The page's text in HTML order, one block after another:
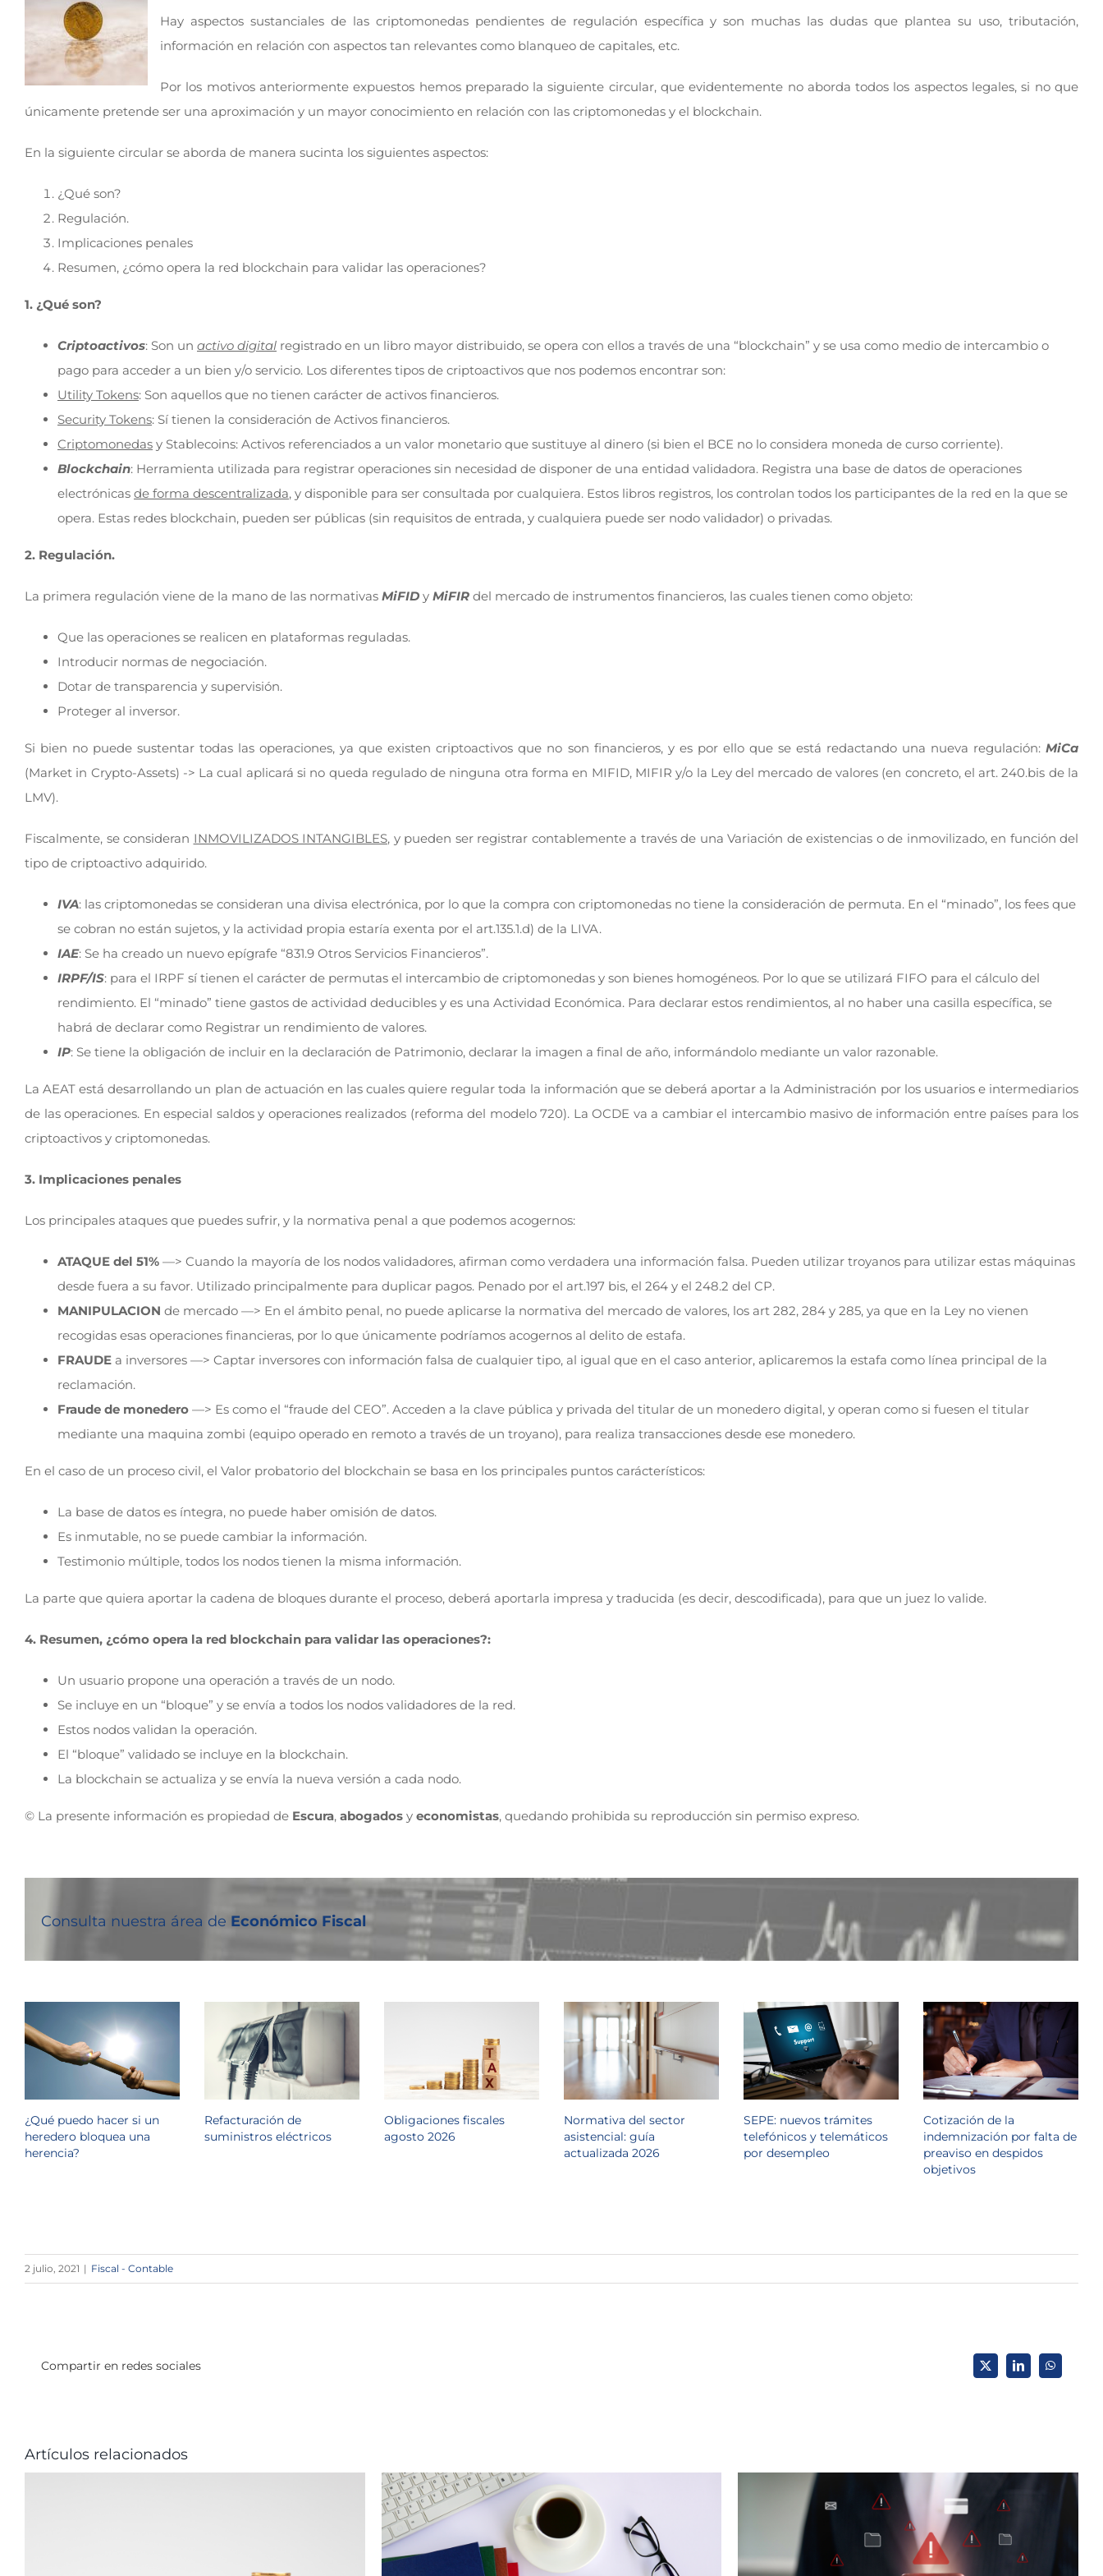
Hay aspectos sustanciales de las criptomonedas pendientes de regulación específica y son muchas las dudas que plantea su uso, tributación,
información en relación con aspectos tan relevantes como blanqueo de capitales, etc.
Por los motivos anteriormente expuestos hemos preparado la siguiente circular, que evidentemente no aborda todos los aspectos legales, si no que
únicamente pretende ser una aproximación y un mayor conocimiento en relación con las criptomonedas y el blockchain.
En la siguiente circular se aborda de manera sucinta los siguientes aspectos:
¿Qué son?
Regulación.
Implicaciones penales
Resumen, ¿cómo opera la red blockchain para validar las operaciones?
1. ¿Qué son?
Criptoactivos: Son un activo digital registrado en un libro mayor distribuido, se opera con ellos a través de una “blockchain” y se usa como medio de intercambio o
pago para acceder a un bien y/o servicio. Los diferentes tipos de criptoactivos que nos podemos encontrar son:
Utility Tokens: Son aquellos que no tienen carácter de activos financieros.
Security Tokens: Sí tienen la consideración de Activos financieros.
Criptomonedas y Stablecoins: Activos referenciados a un valor monetario que sustituye al dinero (si bien el BCE no lo considera moneda de curso corriente).
Blockchain: Herramienta utilizada para registrar operaciones sin necesidad de disponer de una entidad validadora. Registra una base de datos de operaciones
electrónicas de forma descentralizada, y disponible para ser consultada por cualquiera. Estos libros registros, los controlan todos los participantes de la red en la que se
opera. Estas redes blockchain, pueden ser públicas (sin requisitos de entrada, y cualquiera puede ser nodo validador) o privadas.
2. Regulación.
La primera regulación viene de la mano de las normativas MiFID y MiFIR del mercado de instrumentos financieros, las cuales tienen como objeto:
Que las operaciones se realicen en plataformas reguladas.
Introducir normas de negociación.
Dotar de transparencia y supervisión.
Proteger al inversor.
Si bien no puede sustentar todas las operaciones, ya que existen criptoactivos que no son financieros, y es por ello que se está redactando una nueva regulación: MiCa
(Market in Crypto-Assets) -> La cual aplicará si no queda regulado de ninguna otra forma en MIFID, MIFIR y/o la Ley del mercado de valores (en concreto, el art. 240.bis de la
LMV).
Fiscalmente, se consideran INMOVILIZADOS INTANGIBLES, y pueden ser registrar contablemente a través de una Variación de existencias o de inmovilizado, en función del
tipo de criptoactivo adquirido.
IVA: las criptomonedas se consideran una divisa electrónica, por lo que la compra con criptomonedas no tiene la consideración de permuta. En el “minado”, los fees que
se cobran no están sujetos, y la actividad propia estaría exenta por el art.135.1.d) de la LIVA.
IAE: Se ha creado un nuevo epígrafe “831.9 Otros Servicios Financieros”.
IRPF/IS: para el IRPF sí tienen el carácter de permutas el intercambio de criptomonedas y son bienes homogéneos. Por lo que se utilizará FIFO para el cálculo del
rendimiento. El “minado” tiene gastos de actividad deducibles y es una Actividad Económica. Para declarar estos rendimientos, al no haber una casilla específica, se
habrá de declarar como Registrar un rendimiento de valores.
IP: Se tiene la obligación de incluir en la declaración de Patrimonio, declarar la imagen a final de año, informándolo mediante un valor razonable.
La AEAT está desarrollando un plan de actuación en las cuales quiere regular toda la información que se deberá aportar a la Administración por los usuarios e intermediarios
de las operaciones. En especial saldos y operaciones realizados (reforma del modelo 720). La OCDE va a cambiar el intercambio masivo de información entre países para los
criptoactivos y criptomonedas.
3. Implicaciones penales
Los principales ataques que puedes sufrir, y la normativa penal a que podemos acogernos:
ATAQUE del 51% —> Cuando la mayoría de los nodos validadores, afirman como verdadera una información falsa. Pueden utilizar troyanos para utilizar estas máquinas
desde fuera a su favor. Utilizado principalmente para duplicar pagos. Penado por el art.197 bis, el 264 y el 248.2 del CP.
MANIPULACION de mercado —> En el ámbito penal, no puede aplicarse la normativa del mercado de valores, los art 282, 284 y 285, ya que en la Ley no vienen
recogidas esas operaciones financieras, por lo que únicamente podríamos acogernos al delito de estafa.
FRAUDE a inversores —> Captar inversores con información falsa de cualquier tipo, al igual que en el caso anterior, aplicaremos la estafa como línea principal de la
reclamación.
Fraude de monedero —> Es como el “fraude del CEO”. Acceden a la clave pública y privada del titular de un monedero digital, y operan como si fuesen el titular
mediante una maquina zombi (equipo operado en remoto a través de un troyano), para realiza transacciones desde ese monedero.
En el caso de un proceso civil, el Valor probatorio del blockchain se basa en los principales puntos carácterísticos:
La base de datos es íntegra, no puede haber omisión de datos.
Es inmutable, no se puede cambiar la información.
Testimonio múltiple, todos los nodos tienen la misma información.
La parte que quiera aportar la cadena de bloques durante el proceso, deberá aportarla impresa y traducida (es decir, descodificada), para que un juez lo valide.
4. Resumen, ¿cómo opera la red blockchain para validar las operaciones?:
Un usuario propone una operación a través de un nodo.
Se incluye en un “bloque” y se envía a todos los nodos validadores de la red.
Estos nodos validan la operación.
El “bloque” validado se incluye en la blockchain.
La blockchain se actualiza y se envía la nueva versión a cada nodo.
© La presente información es propiedad de Escura, abogados y economistas, quedando prohibida su reproducción sin permiso expreso.
Consulta nuestra área de Económico Fiscal
¿Qué puedo hacer si un
heredero bloquea una
herencia?
Refacturación de
suministros eléctricos
Obligaciones fiscales
agosto 2026
Normativa del sector
asistencial: guía
actualizada 2026
SEPE: nuevos trámites
telefónicos y telemáticos
por desempleo
Cotización de la
indemnización por falta de
preaviso en despidos
objetivos
2 julio, 2021 | Fiscal - Contable
Compartir en redes sociales X LinkedInWhatsApp
Artículos relacionados